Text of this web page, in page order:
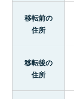
移転前の
住所
移転後の
住所